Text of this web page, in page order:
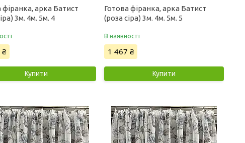
фіранка, арка Батист
3м. 4м. 5м. 4
₴
Купити
Готова фіранка, арка Батист
(роза сіра) 3м. 4м. 5м. 5
В наявності
1 467 ₴
Купити